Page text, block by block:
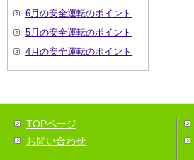
6月の安全運転のポイント
5月の安全運転のポイント
4月の安全運転のポイント
TOPページ
お問い合わせ